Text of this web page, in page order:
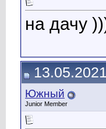
на дачу
Южный
Junior Member